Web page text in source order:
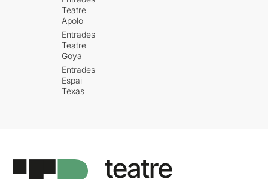
Teatre
Apolo
Entrades
Teatre
Goya
Entrades
Espai
Texas